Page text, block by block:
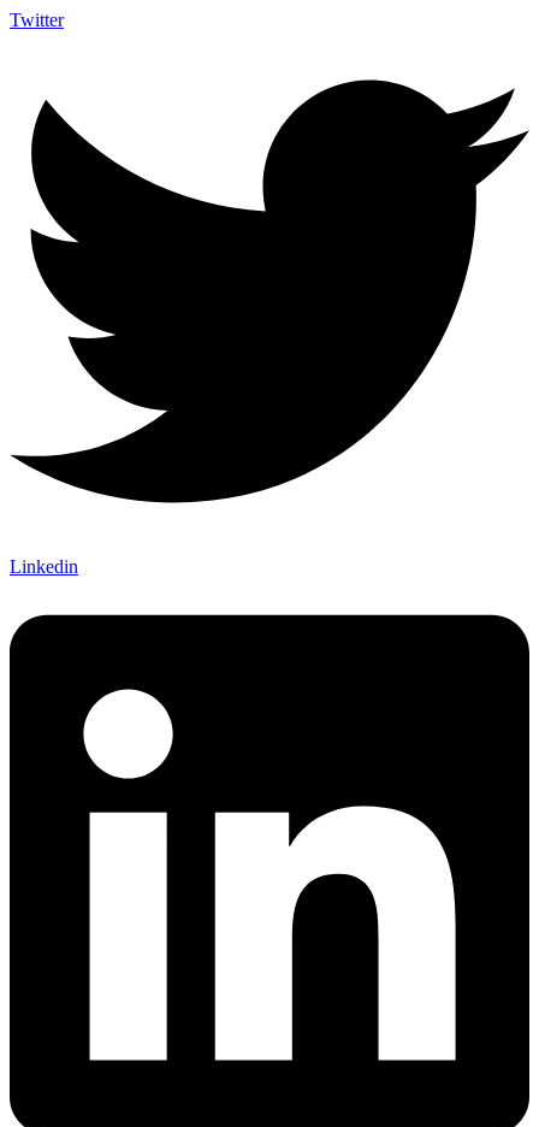
Twitter
Linkedin